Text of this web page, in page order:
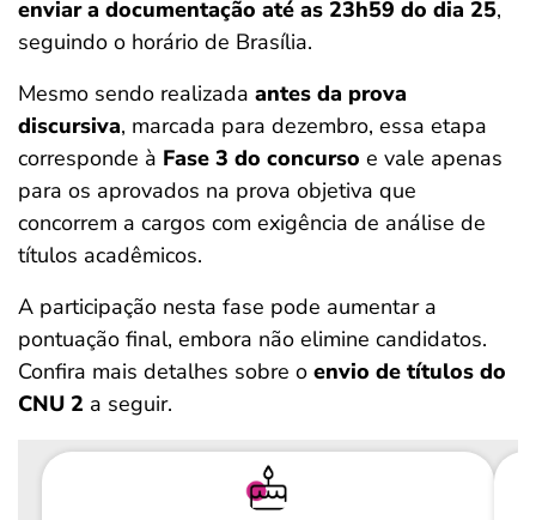
enviar a documentação até as 23h59 do dia 25,
seguindo o horário de Brasília.
Mesmo sendo realizada antes da prova
discursiva, marcada para dezembro, essa etapa
corresponde à Fase 3 do concurso e vale apenas
para os aprovados na prova objetiva que
concorrem a cargos com exigência de análise de
títulos acadêmicos.
A participação nesta fase pode aumentar a
pontuação final, embora não elimine candidatos.
Confira mais detalhes sobre o envio de títulos do
CNU 2 a seguir.